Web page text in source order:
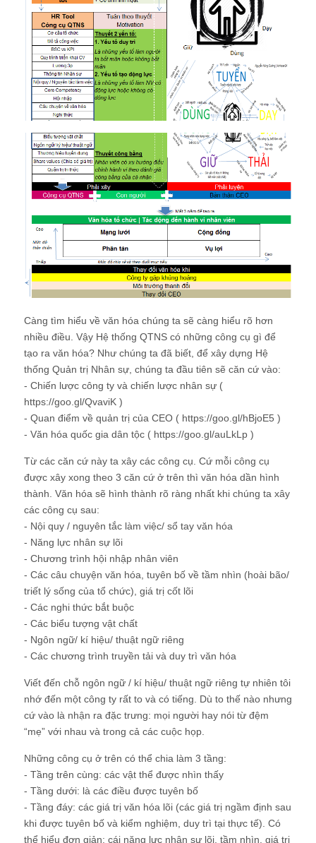
Càng tìm hiểu về văn hóa chúng ta sẽ càng hiểu rõ hơn
nhiều điều. Vậy Hệ thống QTNS có những công cụ gì để
tạo ra văn hóa? Như chúng ta đã biết, để xây dựng Hệ
thống Quản trị Nhân sự, chúng ta đầu tiên sẽ căn cứ vào:
- Chiến lược công ty và chiến lược nhân sự (
https://goo.gl/QvaviK )
- Quan điểm về quản trị của CEO ( https://goo.gl/hBjoE5 )
- Văn hóa quốc gia dân tộc ( https://goo.gl/auLkLp )
Từ các căn cứ này ta xây các công cụ. Cứ mỗi công cụ
được xây xong theo 3 căn cứ ở trên thì văn hóa dần hình
thành. Văn hóa sẽ hình thành rõ ràng nhất khi chúng ta xây
các công cụ sau:
- Nội quy / nguyên tắc làm việc/ sổ tay văn hóa
- Năng lực nhân sự lõi
- Chương trình hội nhập nhân viên
- Các câu chuyện văn hóa, tuyên bố về tầm nhìn (hoài bão/
triết lý sống của tổ chức), giá trị cốt lõi
- Các nghi thức bắt buộc
- Các biểu tượng vật chất
- Ngôn ngữ/ kí hiệu/ thuật ngữ riêng
- Các chương trình truyền tải và duy trì văn hóa
Viết đến chỗ ngôn ngữ / kí hiệu/ thuật ngữ riêng tự nhiên tôi
nhớ đến một công ty rất to và có tiếng. Dù to thế nào nhưng
cứ vào là nhận ra đặc trưng: mọi người hay nói từ đệm
“mẹ” với nhau và trong cả các cuộc họp.
Những công cụ ở trên có thể chia làm 3 tầng:
- Tầng trên cùng: các vật thể được nhìn thấy
- Tầng dưới: là các điều được tuyên bố
- Tầng đáy: các giá trị văn hóa lõi (các giá trị ngầm định sau
khi được tuyên bố và kiểm nghiệm, duy trì tại thực tế). Có
thể hiểu đơn giản: cái năng lực nhân sự lõi, tầm nhìn, giá trị